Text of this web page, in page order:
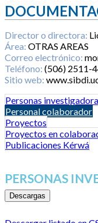
Director o directora:
Área: OTRAS AREAS
Correo electrónico:
Teléfono: (506) 2511-
Sitio web:
Personas
Personal colaborador
Proyectos
Proyectos en
Publicaciones Kérwá
PERSONAS
Descargas